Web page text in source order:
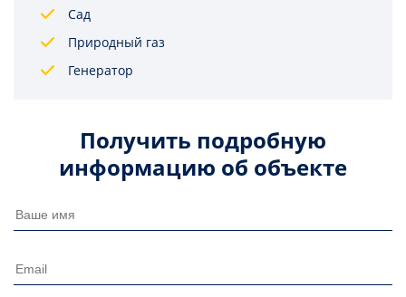
Сад
Природный газ
Генератор
Получить подробную
информацию об объекте